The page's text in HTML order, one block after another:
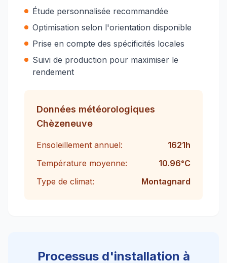
Étude personnalisée recommandée
Optimisation selon l'orientation disponible
Prise en compte des spécificités locales
Suivi de production pour maximiser le
rendement
Données météorologiques
Chèzeneuve
Ensoleillement annuel: 1621h
Température moyenne:
10.96°C
Type de climat:
Montagnard
Processus d'installation à